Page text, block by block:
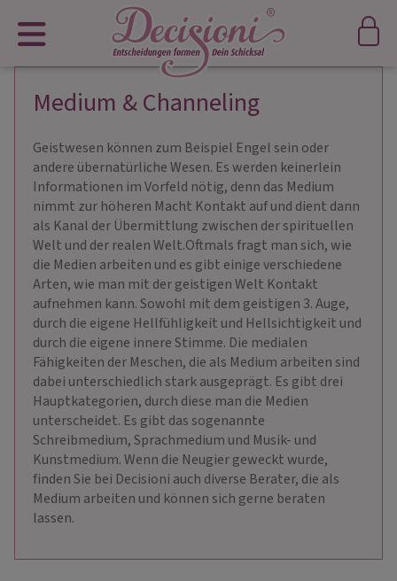
Medium & Channeling
Geistwesen können zum Beispiel Engel sein oder
andere übernatürliche Wesen. Es werden keinerlein
Informationen im Vorfeld nötig, denn das Medium
nimmt zur höheren Macht Kontakt auf und dient dann
als Kanal der Übermittlung zwischen der spirituellen
Welt und der realen Welt.Oftmals fragt man sich, wie
die Medien arbeiten und es gibt einige verschiedene
Arten, wie man mit der geistigen Welt Kontakt
aufnehmen kann. Sowohl mit dem geistigen 3. Auge,
durch die eigene Hellfühligkeit und Hellsichtigkeit und
durch die eigene innere Stimme. Die medialen
Fähigkeiten der Meschen, die als Medium arbeiten sind
dabei unterschiedlich stark ausgeprägt. Es gibt drei
Hauptkategorien, durch diese man die Medien
unterscheidet. Es gibt das sogenannte
Schreibmedium, Sprachmedium und Musik- und
Kunstmedium. Wenn die Neugier geweckt wurde,
finden Sie bei Decisioni auch diverse Berater, die als
Medium arbeiten und können sich gerne beraten
lassen.